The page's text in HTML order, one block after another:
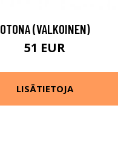
OTONA (VALKOINEN)
51 EUR
LISÄTIETOJA